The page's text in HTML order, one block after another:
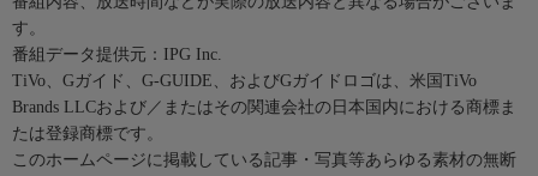
す。
番組データ提供元：IPG Inc.
TiVo、Gガイド、G-GUIDE、およびGガイドロゴは、米国TiVo
Brands LLCおよび／またはその関連会社の日本国内における商標ま
たは登録商標です。
このホームページに掲載している記事・写真等あらゆる素材の無断